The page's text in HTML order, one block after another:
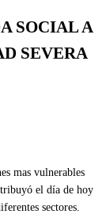
SOCIAL A
SEVERA
mas vulnerables
el día de hoy
sectores.